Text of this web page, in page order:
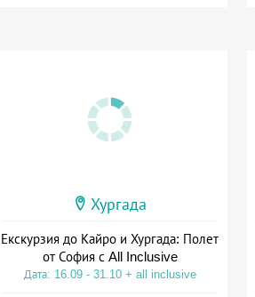
Хургада
Екскурзия до Кайро и Хургада: Полет
от София с All Inclusive
Дата: 16.09 - 31.10 + all inclusive